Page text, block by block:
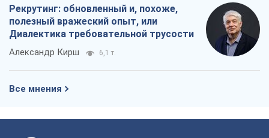
Рекрутинг: обновленный и, похоже,
полезный вражеский опыт, или
Диалектика требовательной трусости
Александр Кирш 6,1 т.
Все мнения